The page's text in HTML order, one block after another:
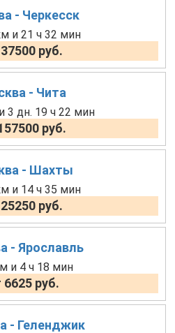
- Черкесск
и 21 ч 32 мин
руб.
- Чита
3 дн. 19 ч 22 мин
руб.
- Шахты
и 14 ч 35 мин
руб.
- Ярославль
и 4 ч 18 мин
6625 руб.
- Геленджик